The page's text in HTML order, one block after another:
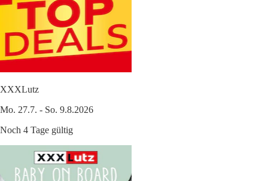
XXXLutz
Mo. 27.7. - So. 9.8.2026
Noch 4 Tage gültig